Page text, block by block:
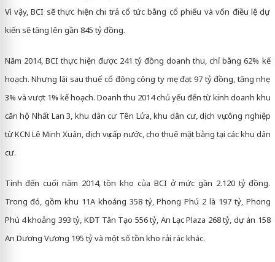
Vì vậy, BCI sẽ thực hiện chi trả cổ tức bằng cổ phiếu và vốn điều lệ dự
kiến sẽ tăng lên gần 845 tỷ đồng.
Năm 2014, BCI thực hiện được 241 tỷ đồng doanh thu, chỉ bằng 62% kế
hoạch. Nhưng lãi sau thuế cổ đông công ty mẹ đạt 97 tỷ đồng, tăng nhẹ
3% và vượt 1% kế hoạch. Doanh thu 2014 chủ yếu đến từ kinh doanh khu
căn hộ Nhất Lan 3, khu dân cư Tên Lửa, khu dân cư, dịch vụ công nghiệp
từ KCN Lê Minh Xuân, dịch vụ cấp nước, cho thuê mặt bằng tại các khu dân
cư.
Tính đến cuối năm 2014, tồn kho của BCI ở mức gần 2.120 tỷ đồng.
Trong đó, gồm khu 11A khoảng 358 tỷ, Phong Phú 2 là 197 tỷ, Phong
Phú 4 khoảng 393 tỷ, KĐT Tân Tạo 556 tỷ, An Lạc Plaza 268 tỷ, dự án 158
An Dương Vương 195 tỷ và một số tồn kho rải rác khác.